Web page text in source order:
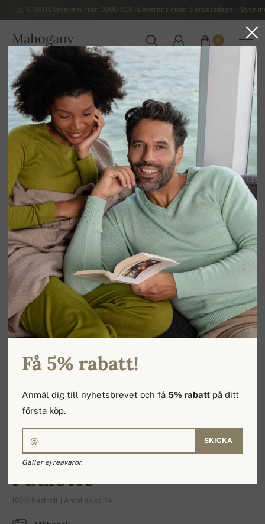
GRATIS leverans från 3600 SEK - Leverans inom 5 arbetsdagar - Byte
Mahogany
SVERIGE
0
Hem
Kashmirtröjor för damer
Kvinnors tjocka vinter kaschmirtröjor
Paulette
100% Kashmir | Antal skikt: 14
Få 5% rabatt!
Anmäl dig till nyhetsbrevet och få5% rabatt på ditt
första köp.
SKICKA
Gäller ej reavaror.